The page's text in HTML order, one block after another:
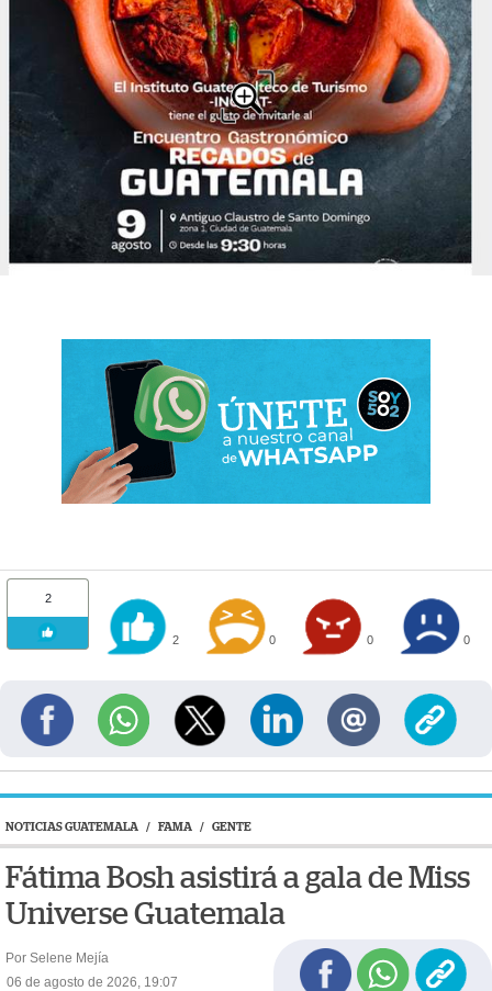
2
2 0 0 0
NOTICIAS GUATEMALA / FAMA / GENTE
Fátima Bosh asistirá a gala de Miss
Universe Guatemala
Por Selene Mejía
06 de agosto de 2026, 19:07